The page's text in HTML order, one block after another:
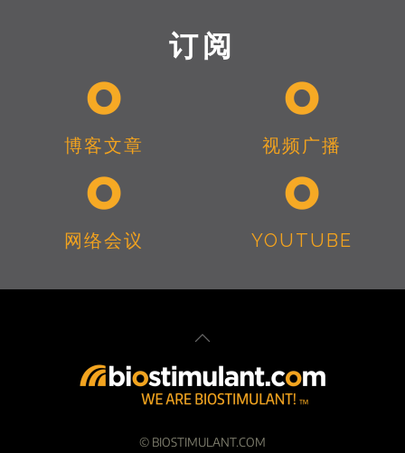
订阅
博客文章 视频广播
网络会议 YOUTUBE
© BIOSTIMULANT.COM